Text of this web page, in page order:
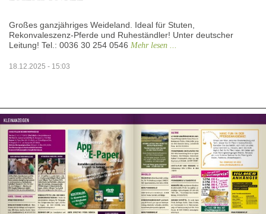
Großes ganzjähriges Weideland. Ideal für Stuten,
Rekonvaleszenz-Pferde und Ruheständler! Unter deutscher
Leitung! Tel.: 0036 30 254 0546 Mehr lesen ...
18.12.2025 - 15:03